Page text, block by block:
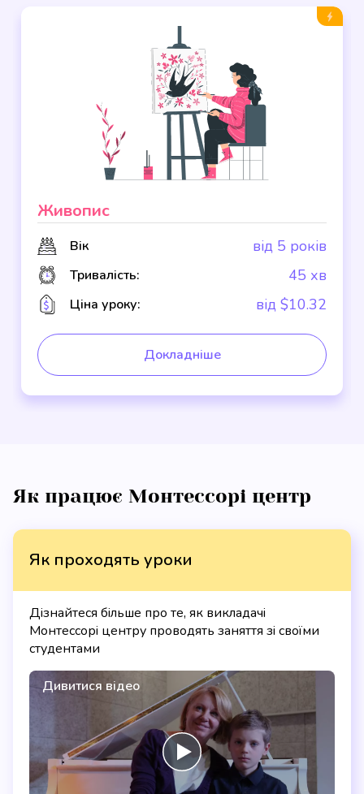
Живопис
Вік від 5 років
Тривалість: 45 хв
Ціна уроку: від $10.32
Докладніше
Як працює Монтессорі центр
Як проходять уроки
Дізнайтеся більше про те, як викладачі
Монтессорі центру проводять заняття зі своїми
студентами
Дивитися відео